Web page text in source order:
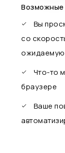
Возможные
Вы
со
ожидаемую
Что-то
браузере
Ваше